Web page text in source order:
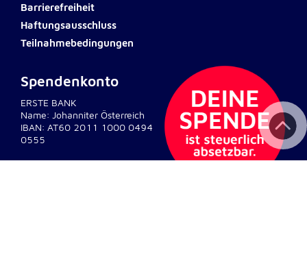
Barrierefreiheit
Haftungsausschluss
Teilnahmebedingungen
Spendenkonto
ERSTE BANK
Name: Johanniter Österreich
IBAN: AT60 2011 1000 0494
0555
Um Inhalte von Videoplattformen und
Kartendiensten anzeigen zu können, werden von
diesen externen Diensten Cookies gesetzt.
Google LLC
Einbinden und Anzeigen von Videos